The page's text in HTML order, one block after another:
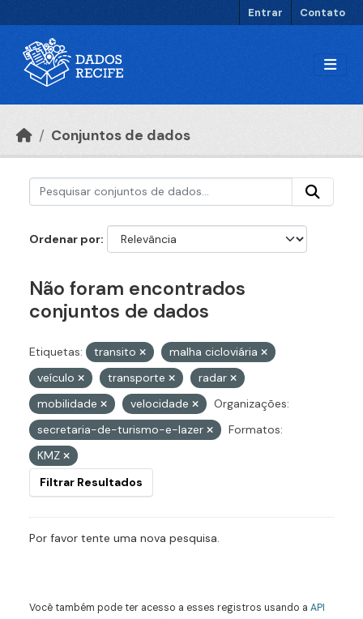
Entrar Contato
Conjuntos de dados
Ordenar por
Não foram encontrados
conjuntos de dados
Etiquetas: transito
malha cicloviária
veículo
transporte
radar
mobilidade
velocidade
Organizações:
secretaria-de-turismo-e-lazer
Formatos:
KMZ
Filtrar Resultados
Por favor tente uma nova pesquisa.
Você também pode ter acesso a esses registros usando a API